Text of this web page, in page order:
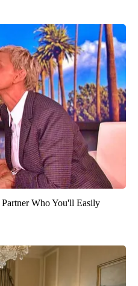
Who You'll Easily